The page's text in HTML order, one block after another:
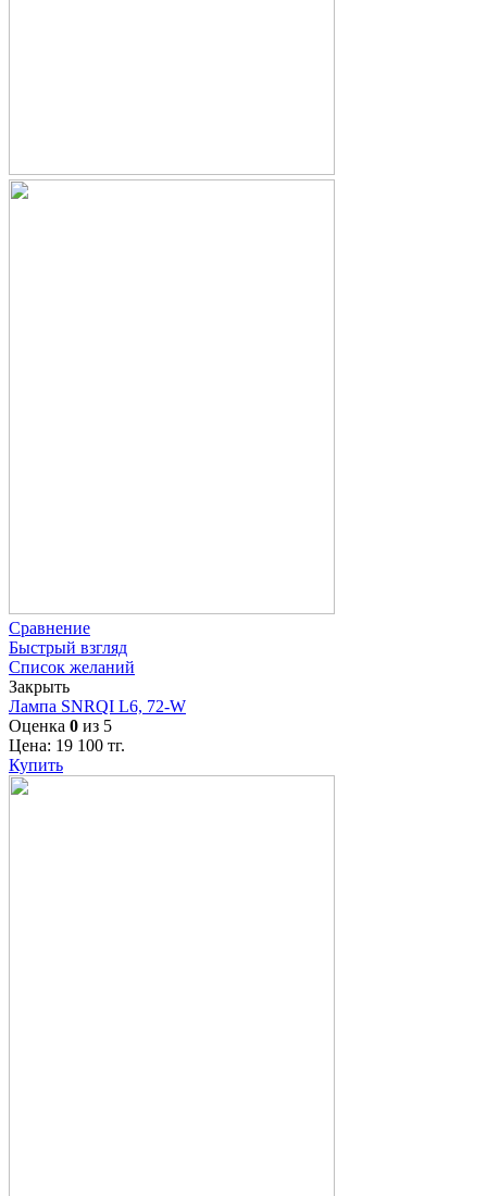
Сравнение
Быстрый взгляд
Список желаний
Закрыть
Лампа SNRQI L6, 72-W
Оценка 0 из 5
Цена: 19 100 тг.
Купить